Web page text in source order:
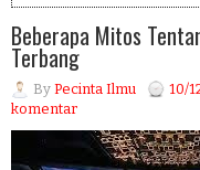
Beberapa Mitos
Terbang
By Pecinta Ilmu 10/
komentar